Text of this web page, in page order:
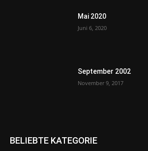
Mai 2020
Juni 6, 2020
September 2002
November 9, 2017
BELIEBTE KATEGORIE